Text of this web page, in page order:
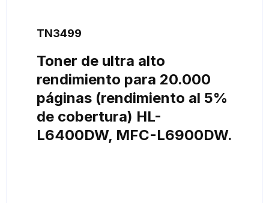
TN3499
Toner de ultra alto
rendimiento para 20.000
páginas (rendimiento al 5%
de cobertura) HL-
L6400DW, MFC-L6900DW.